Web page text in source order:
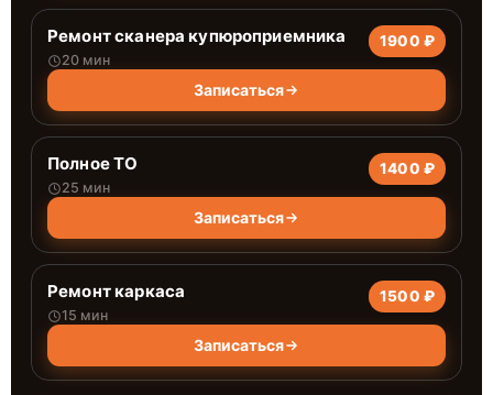
Ремонт сканера купюроприемника
20 мин
1900 ₽
Записаться
Полное ТО
25 мин
1400 ₽
Записаться
Ремонт каркаса
15 мин
1500 ₽
Записаться